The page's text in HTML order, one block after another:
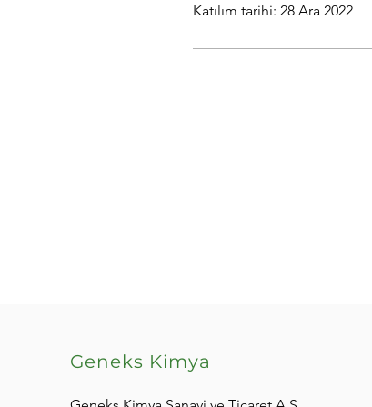
Katılım tarihi: 28 Ara 2022
Geneks Kimya